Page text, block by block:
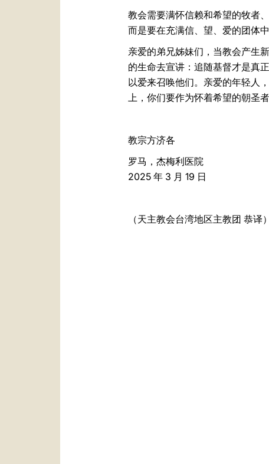
教会需要满怀信赖和希望的牧者
而是要在充满信、望、爱的团体
亲爱的弟兄姊妹们，当教会产生
的生命去宣讲：追随基督才是真
以爱来召唤他们。亲爱的年轻人
上，你们要作为怀着希望的朝圣
教宗方济各
罗马，杰梅利医院
2025 年 3 月 19 日
（天主教会台湾地区主教团 恭译）